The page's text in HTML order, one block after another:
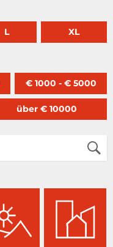
L XL
€ 1000 - € 5000
über € 10000